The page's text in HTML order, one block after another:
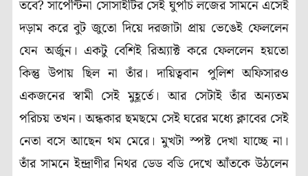
তবে? সার্পেন্টিনা সোসাইটির সেই ঘুপচি লজের সামনে এসেই
দড়াম করে বুট জুতো দিয়ে দরজাটা প্রায় ভেঙেই ফেললেন
যেন অর্জুন। একটু বেশিই রিঅ্যাক্ট করে ফেললেন হয়তো
কিন্তু উপায় ছিল না তাঁর। দায়িত্ববান পুলিশ অফিসারও
একজনের স্বামী সেই মুহূর্তে। আর সেটাই তাঁর অন্যতম
পরিচয় তখন। অন্ধকার ছমছমে সেই ঘরের মধ্যে ক্লাবের সেই
নেতা বসে আছেন থম মেরে। মুখটা স্পষ্ট দেখা যাচ্ছে না।
তাঁর সামনে ইন্দ্রাণীর নিথর ডেড বডি দেখে আঁতকে উঠলেন